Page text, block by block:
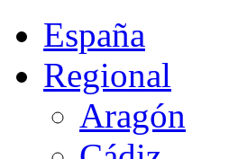
España
Regional
Aragón